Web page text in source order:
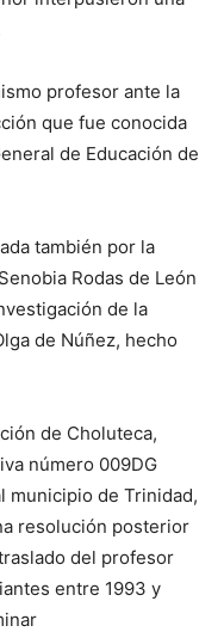
profesor ante la
que fue conocida
de Educación de
también por la
Rodas de León
de la
de Núñez, hecho
de Choluteca,
número 009DG
municipio de Trinidad,
resolución posterior
del profesor
entre 1993 y